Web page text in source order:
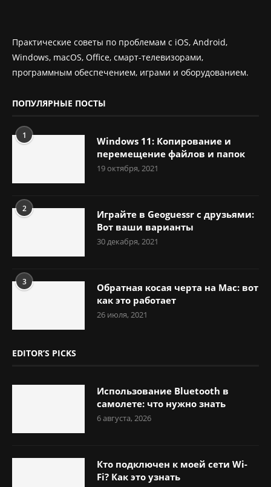
Практические советы по проблемам с iOS, Android,
Windows, macOS, Office, смарт-телевизорами,
программным обеспечением, играми и оборудованием.
ПОПУЛЯРНЫЕ ПОСТЫ
1
Windows 11: Копирование и
перемещение файлов и папок
19 октября, 2021
2
Играйте в Geoguessr с друзьями:
Вот ваши варианты
30 декабря, 2021
3
Обратная косая черта на Mac: вот
как это работает
26 июля, 2021
EDITOR’S PICKS
Использование Bluetooth в
самолете: что нужно знать
6 августа, 2026
Кто подключен к моей сети Wi-
Fi? Как это узнать